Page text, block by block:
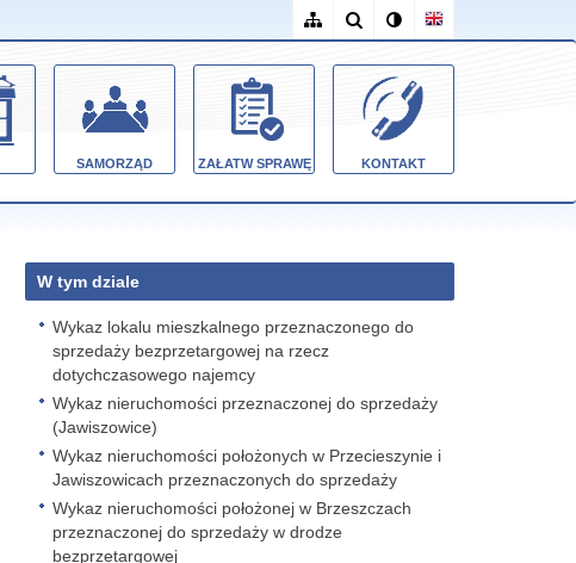
SAMORZĄD ZAŁATW SPRAWĘ KONTAKT
W tym dziale
Wykaz lokalu mieszkalnego przeznaczonego do
sprzedaży bezprzetargowej na rzecz
dotychczasowego najemcy
Wykaz nieruchomości przeznaczonej do sprzedaży
(Jawiszowice)
Wykaz nieruchomości położonych w Przecieszynie i
Jawiszowicach przeznaczonych do sprzedaży
Wykaz nieruchomości położonej w Brzeszczach
przeznaczonej do sprzedaży w drodze
bezprzetargowej